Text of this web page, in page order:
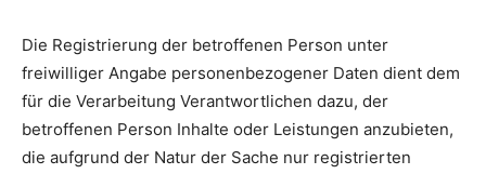
Die Registrierung der betroffenen Person unter
freiwilliger Angabe personenbezogener Daten dient dem
für die Verarbeitung Verantwortlichen dazu, der
betroffenen Person Inhalte oder Leistungen anzubieten,
die aufgrund der Natur der Sache nur registrierten